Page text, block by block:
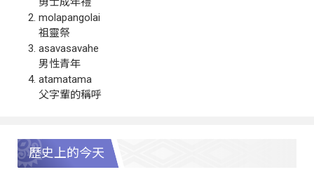
molapangolai
祖靈祭
asavasavahe
男性青年
atamatama
父字輩的稱呼
歷史上的今天